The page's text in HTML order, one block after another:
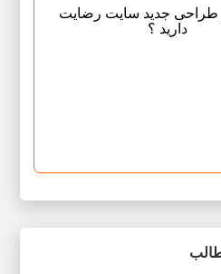
طراحی جدید سایت رضایت
دارید ؟